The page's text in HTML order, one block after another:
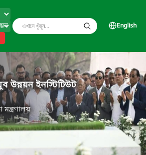
English
উন্নয়ন ইনস্টিটিউট
মন্ত্রণালয়